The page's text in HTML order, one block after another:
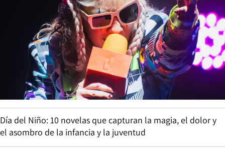
Día del Niño: 10 novelas que capturan la magia, el dolor y
el asombro de la infancia y la juventud